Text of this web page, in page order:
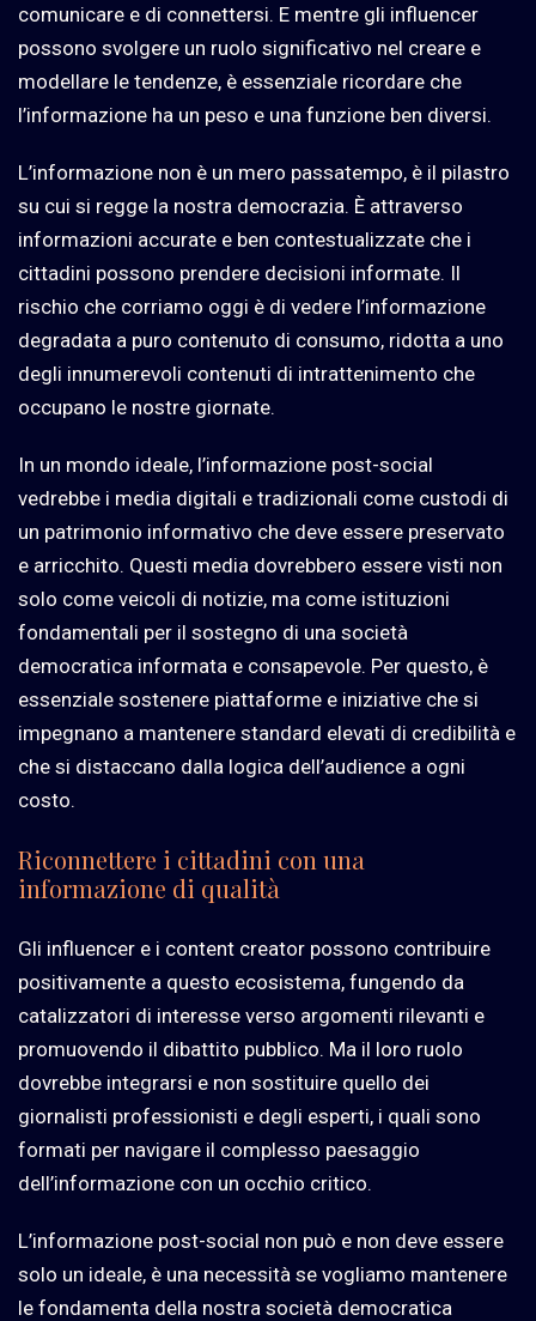
comunicare e di connettersi. E mentre gli influencer
possono svolgere un ruolo significativo nel creare e
modellare le tendenze, è essenziale ricordare che
l’informazione ha un peso e una funzione ben diversi.
L’informazione non è un mero passatempo, è il pilastro
su cui si regge la nostra democrazia. È attraverso
informazioni accurate e ben contestualizzate che i
cittadini possono prendere decisioni informate. Il
rischio che corriamo oggi è di vedere l’informazione
degradata a puro contenuto di consumo, ridotta a uno
degli innumerevoli contenuti di intrattenimento che
occupano le nostre giornate.
In un mondo ideale, l’informazione post-social
vedrebbe i media digitali e tradizionali come custodi di
un patrimonio informativo che deve essere preservato
e arricchito. Questi media dovrebbero essere visti non
solo come veicoli di notizie, ma come istituzioni
fondamentali per il sostegno di una società
democratica informata e consapevole. Per questo, è
essenziale sostenere piattaforme e iniziative che si
impegnano a mantenere standard elevati di credibilità e
che si distaccano dalla logica dell’audience a ogni
costo.
Riconnettere i cittadini con una
informazione di qualità
Gli influencer e i content creator possono contribuire
positivamente a questo ecosistema, fungendo da
catalizzatori di interesse verso argomenti rilevanti e
promuovendo il dibattito pubblico. Ma il loro ruolo
dovrebbe integrarsi e non sostituire quello dei
giornalisti professionisti e degli esperti, i quali sono
formati per navigare il complesso paesaggio
dell’informazione con un occhio critico.
L’informazione post-social non può e non deve essere
solo un ideale, è una necessità se vogliamo mantenere
le fondamenta della nostra società democratica